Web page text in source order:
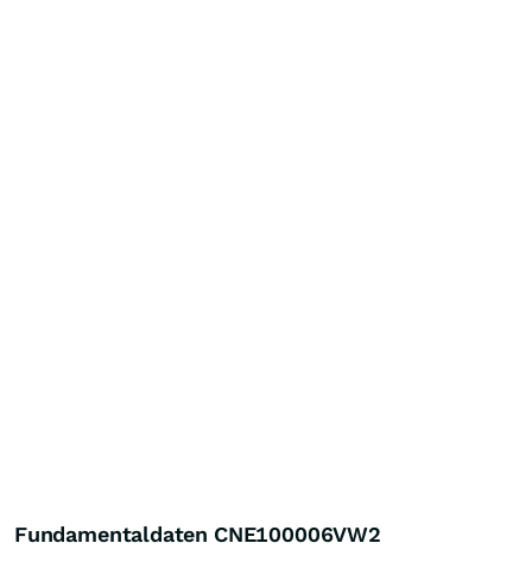
Fundamentaldaten CNE100006VW2